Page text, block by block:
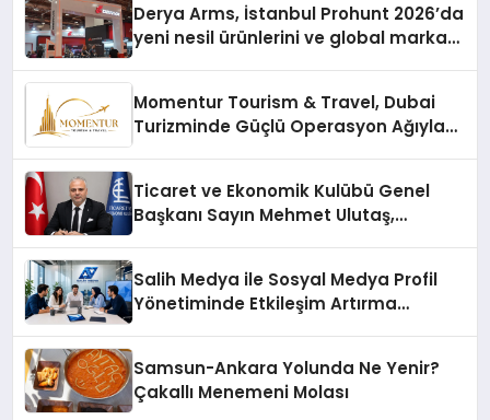
Derya Arms, İstanbul Prohunt 2026’da
yeni nesil ürünlerini ve global marka
Momentur Tourism & Travel, Dubai
Turizminde Güçlü Operasyon Ağıyla
Ticaret ve Ekonomik Kulübü Genel
Başkanı Sayın Mehmet Ulutaş,
Salih Medya ile Sosyal Medya Profil
Yönetiminde Etkileşim Artırma
Samsun-Ankara Yolunda Ne Yenir?
Çakallı Menemeni Molası